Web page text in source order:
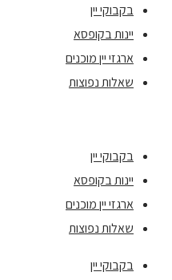
בקבוקי יין
יינות בקופסא
ארגזי יין מוכנים
שאלות נפוצות
בקבוקי יין
יינות בקופסא
ארגזי יין מוכנים
שאלות נפוצות
בקבוקי יין